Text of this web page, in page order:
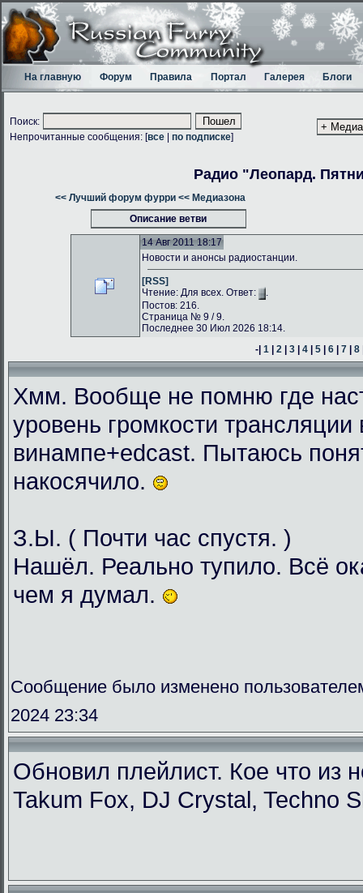
На главную Форум Правила Портал Галерея Блоги
Поиск:
Непрочитанные сообщения: [все по подписке]
Радио "Леопард.
<< Лучший форум фурри << Медиазона
Описание ветви
14 Авг 2011 18:17
Новости и анонсы радиостанции.
[RSS]
Чтение: Для всех. Ответ:
.
Постов: 216.
Страница № 9 / 9.
Последнее 30 Июл 2026 18:14.
-|1 |2 |3 |4 |5 |6 |7 |8
Хмм. Вообще не помню где
уровень громкости трансляции
винампе+edcast. Пытаюсь
накосячило.
З.Ы. ( Почти час спустя. )
Нашёл. Реально тупило. Всё
чем я думал.
Сообщение было изменено
2024 23:34
Обновил плейлист. Кое что из
Takum Fox, DJ Crystal, Techno